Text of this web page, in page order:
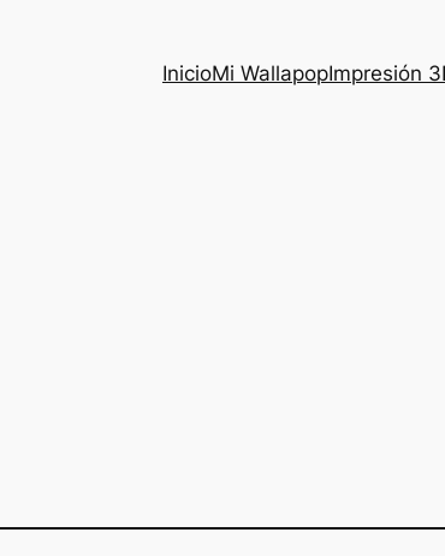
InicioMi WallapopImpresión